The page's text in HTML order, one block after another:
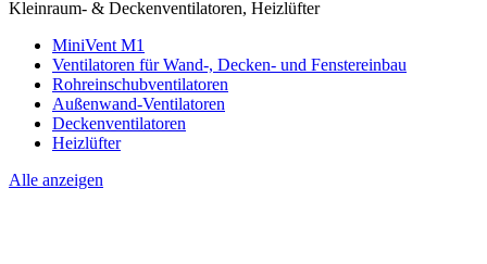
Kleinraum- & Deckenventilatoren, Heizlüfter
MiniVent M1
Ventilatoren für Wand-, Decken- und Fenstereinbau
Rohreinschubventilatoren
Außenwand-Ventilatoren
Deckenventilatoren
Heizlüfter
Alle anzeigen